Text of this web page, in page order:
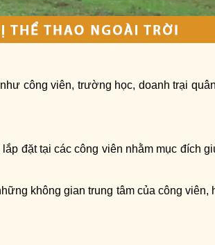
công viên, trường học, doanh trại
đặt tại các công viên nhằm mục đích
không gian trung tâm của công